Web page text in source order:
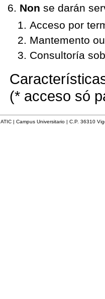
Non se darán
Acceso por
Mantemento
Consultoría
(* acceso só
ATIC | Campus Universitario | C.P. 36310